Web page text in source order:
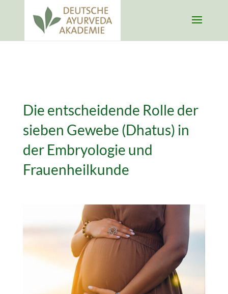
Die entscheidende Rolle der
sieben Gewebe (Dhatus) in
der Embryologie und
Frauenheilkunde